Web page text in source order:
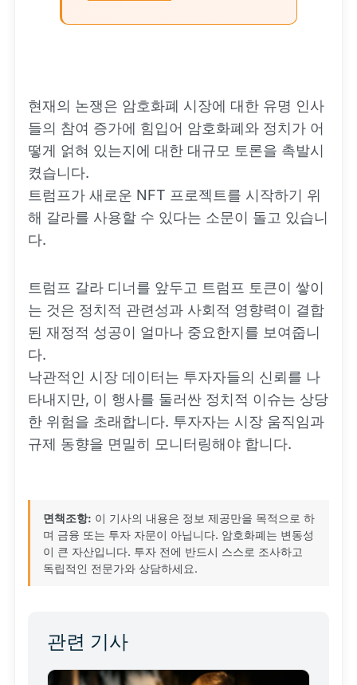
현재의 논쟁은 암호화폐 시장에 대한 유명 인사
들의 참여 증가에 힘입어 암호화폐와 정치가 어
떻게 얽혀 있는지에 대한 대규모 토론을 촉발시
켰습니다.
트럼프가 새로운 NFT 프로젝트를 시작하기 위
해 갈라를 사용할 수 있다는 소문이 돌고 있습니
다.
트럼프 갈라 디너를 앞두고 트럼프 토큰이 쌓이
는 것은 정치적 관련성과 사회적 영향력이 결합
된 재정적 성공이 얼마나 중요한지를 보여줍니
다.
낙관적인 시장 데이터는 투자자들의 신뢰를 나
타내지만, 이 행사를 둘러싼 정치적 이슈는 상당
한 위험을 초래합니다. 투자자는 시장 움직임과
규제 동향을 면밀히 모니터링해야 합니다.
면책조항: 이 기사의 내용은 정보 제공만을 목적으로 하
며 금융 또는 투자 자문이 아닙니다. 암호화폐는 변동성
이 큰 자산입니다. 투자 전에 반드시 스스로 조사하고
독립적인 전문가와 상담하세요.
관련 기사